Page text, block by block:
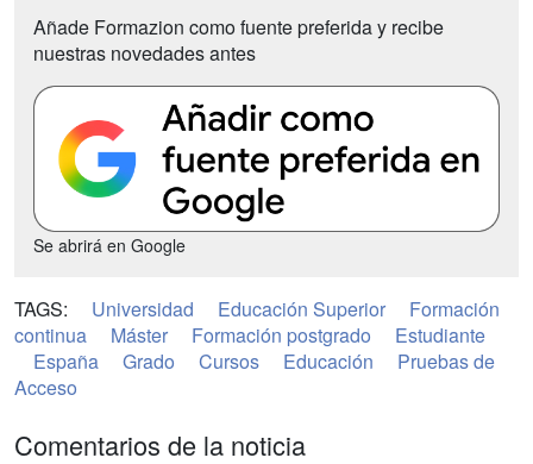
Añade Formazion como fuente preferida y recibe
nuestras novedades antes
Se abrirá en Google
TAGS: Universidad Educación Superior
Formación
continua
Máster Formación postgrado
Estudiante
España
Grado Cursos Educación
Pruebas de
Acceso
Comentarios de la noticia